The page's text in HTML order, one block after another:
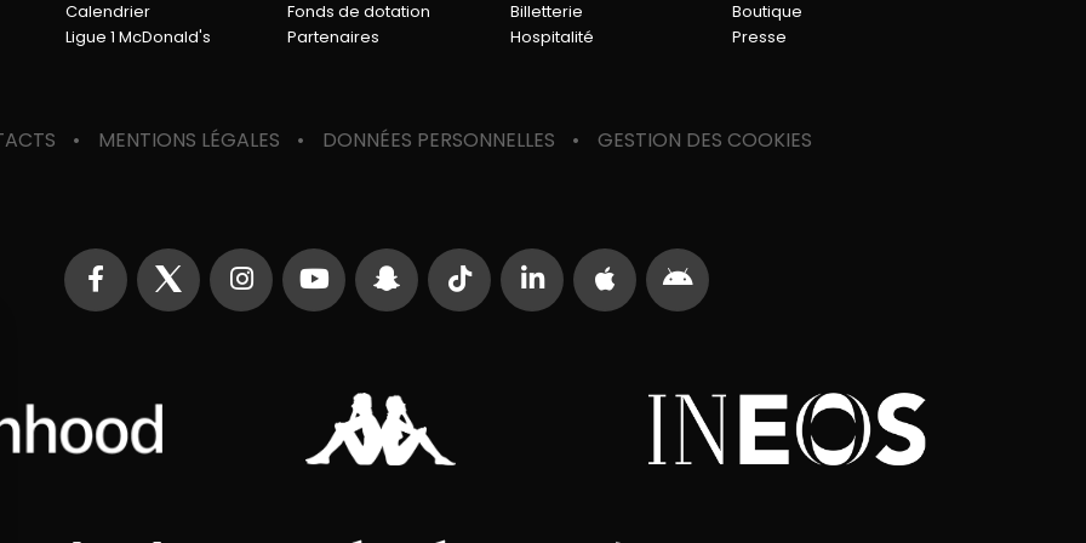
Calendrier
Ligue 1 McDonald's
Fonds de dotation
Partenaires
Billetterie
Hospitalité
Boutique
Presse
MENTIONS LÉGALES DONNÉES PERSONNELLES GESTION DES COOKIES